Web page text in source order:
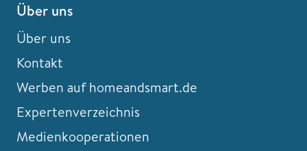
Über uns
Über uns
Kontakt
Werben auf homeandsmart.de
Expertenverzeichnis
Medienkooperationen